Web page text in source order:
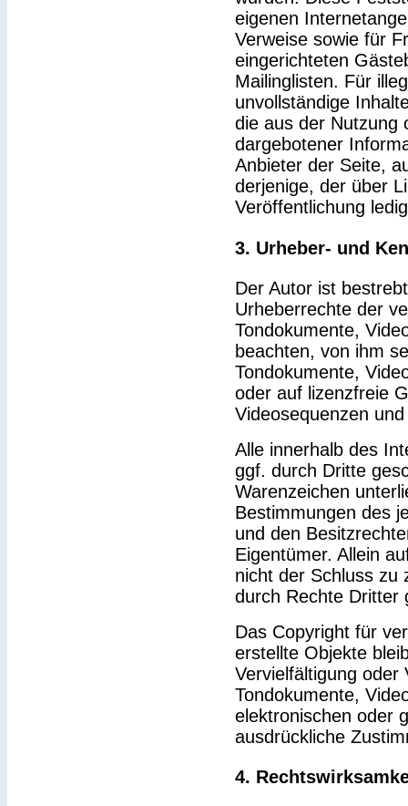
eigenen
Verweise sowie für
eingerichteten
Mailinglisten. Für
unvollständige
die aus der Nutzung
dargebotener
Anbieter der Seite,
derjenige, der über
Veröffentlichung
3. Urheber- und
Der Autor ist
Urheberrechte der
Tondokumente,
beachten, von ihm
Tondokumente,
oder auf lizenzfreie
Videosequenzen
Alle innerhalb des
ggf. durch Dritte
Warenzeichen
Bestimmungen des
und den
Eigentümer. Allein
nicht der Schluss zu
durch Rechte Dritter
Das Copyright für
erstellte Objekte
Vervielfältigung oder
Tondokumente,
elektronischen oder
ausdrückliche
4.